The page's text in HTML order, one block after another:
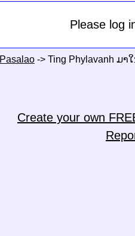
Please log
Pasalao -> Ting Phylavanh ມ
Create your own